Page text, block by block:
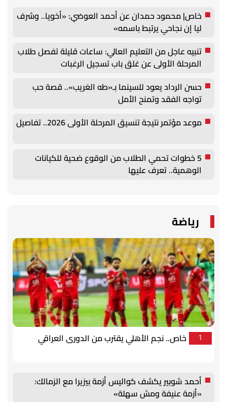
خاص| محمود حمدان عن أحمد العوضي: «أخويا.. وشرف
ليا إن نجاحي يرتبط باسمه»
تنبيه عاجل من التعليم العالي: ساعات قليلة تفصل طلاب
المرحلة الأولى عن غلق باب تسجيل الرغبات
حسن الرداد يعود للسينما بـ«طه الغريب».. قصة حب
تواجه الفقد وتمنح الأمل
موعد مؤتمر نتيجة تنسيق المرحلة الأولى 2026.. تفاصيل
5 خطوات تحمي الطلاب من الوقوع ضحية للكيانات
الوهمية.. تعرف عليها
رياضة
1 خاص.. نجم الأهلي يقترب من الدورى العراقي
أحمد شوبير يكشف كواليس أزمة بيزيرا مع الزمالك:
«أزمة عنيفة ومش سهلة»